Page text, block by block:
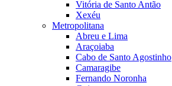
Vitória de Santo Antão
Xexéu
Metropolitana
Abreu e Lima
Araçoiaba
Cabo de Santo Agostinho
Camaragibe
Fernando Noronha